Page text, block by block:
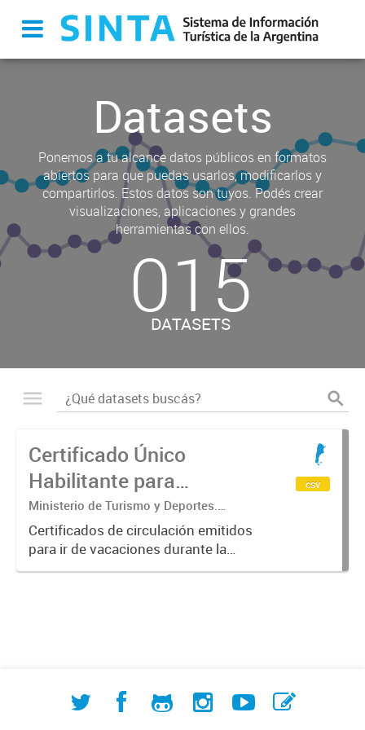
Datasets
Ponemos a tu alcance datos públicos en formatos
abiertos para que puedas usarlos, modificarlos y
compartirlos. Estos datos son tuyos. Podés crear
visualizaciones, aplicaciones y grandes
herramientas con ellos.
015
DATASETS
Certificado Único
Habilitante para
Circulación (CUHC) -
VERANO
Ministerio de Turismo y Deportes.
Subsecretaría de Desarrollo Estratégico.
Dirección Nacional de Mercados y
Estadística
Certificados de circulación emitidos
para ir de vacaciones durante la
emergencia sanitaria
csv